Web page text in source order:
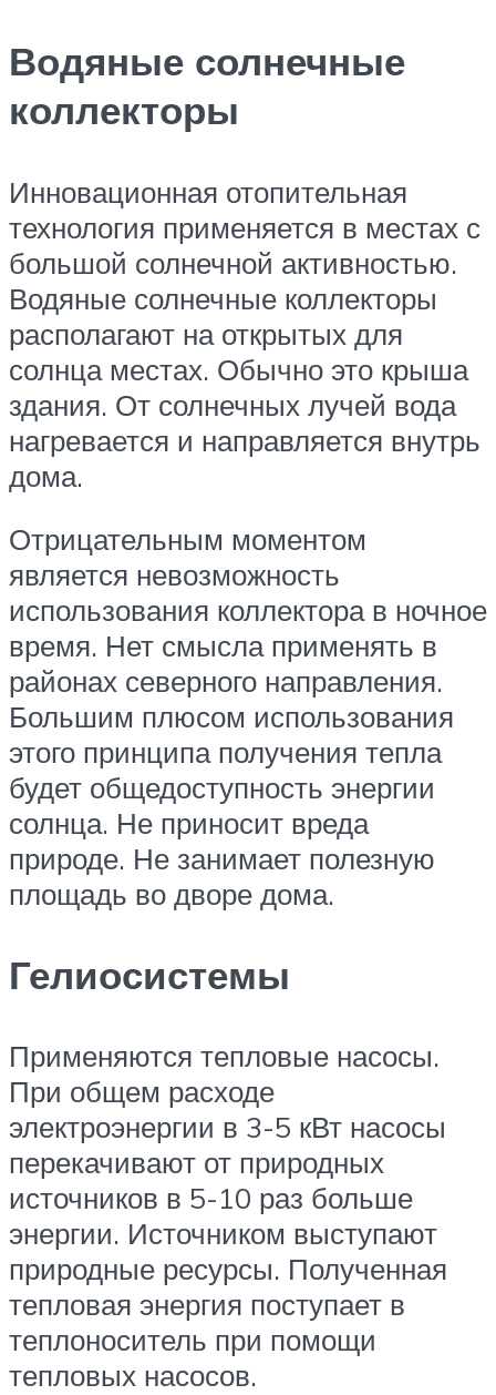
Водяные солнечные
коллекторы
Инновационная отопительная
технология применяется в местах с
большой солнечной активностью.
Водяные солнечные коллекторы
располагают на открытых для
солнца местах. Обычно это крыша
здания. От солнечных лучей вода
нагревается и направляется внутрь
дома.
Отрицательным моментом
является невозможность
использования коллектора в ночное
время. Нет смысла применять в
районах северного направления.
Большим плюсом использования
этого принципа получения тепла
будет общедоступность энергии
солнца. Не приносит вреда
природе. Не занимает полезную
площадь во дворе дома.
Гелиосистемы
Применяются тепловые насосы.
При общем расходе
электроэнергии в 3-5 кВт насосы
перекачивают от природных
источников в 5-10 раз больше
энергии. Источником выступают
природные ресурсы. Полученная
тепловая энергия поступает в
теплоноситель при помощи
тепловых насосов.